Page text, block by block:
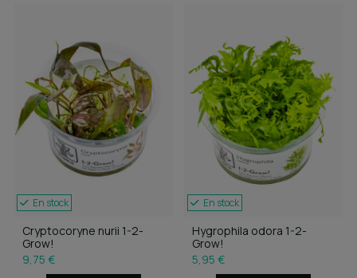
En stock
Cryptocoryne nurii 1-2-
Grow!
9,75 €
En stock
Hygrophila odora 1-2-
Grow!
5,95 €